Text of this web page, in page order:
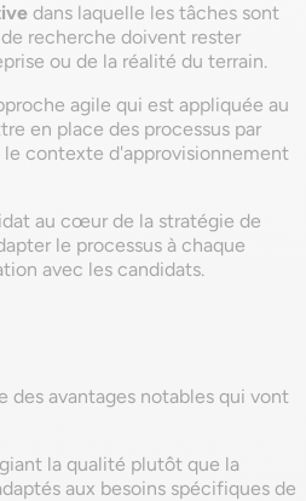
dans laquelle les tâches sont
recherche doivent rester
ou de la réalité du terrain.
agile qui est appliquée au
en place des processus par
le contexte d'approvisionnement
au cœur de la stratégie de
le processus à chaque
avec les candidats.
des avantages notables qui vont
la qualité plutôt que la
aux besoins spécifiques de